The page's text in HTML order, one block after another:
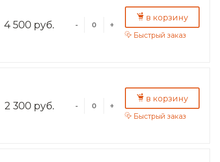
4 500 руб. - +
в корзину
Быстрый заказ
2 300 руб. - +
в корзину
Быстрый заказ